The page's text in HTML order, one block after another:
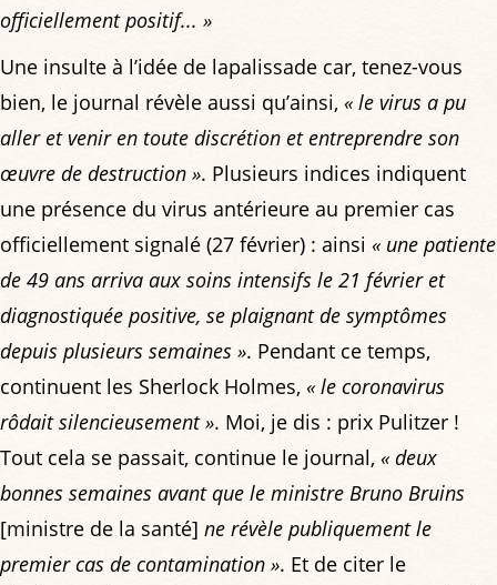
officiellement positif... »
Une insulte à l’idée de lapalissade car, tenez-vous
bien, le journal révèle aussi qu’ainsi, « le virus a pu
aller et venir en toute discrétion et entreprendre son
œuvre de destruction ». Plusieurs indices indiquent
une présence du virus antérieure au premier cas
officiellement signalé (27 février) : ainsi « une patiente
de 49 ans arriva aux soins intensifs le 21 février et
diagnostiquée positive, se plaignant de symptômes
depuis plusieurs semaines ». Pendant ce temps,
continuent les Sherlock Holmes, « le coronavirus
rôdait silencieusement ». Moi, je dis : prix Pulitzer !
Tout cela se passait, continue le journal, « deux
bonnes semaines avant que le ministre Bruno Bruins
[ministre de la santé] ne révèle publiquement le
premier cas de contamination ». Et de citer le